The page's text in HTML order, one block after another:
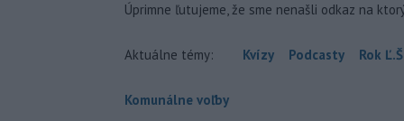
Úprimne ľutujeme, že sme nenašli odkaz na
Aktuálne témy: Kvízy Podcasty Rok
Komunálne voľby